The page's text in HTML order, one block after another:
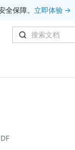
全保障。 立即体验 →